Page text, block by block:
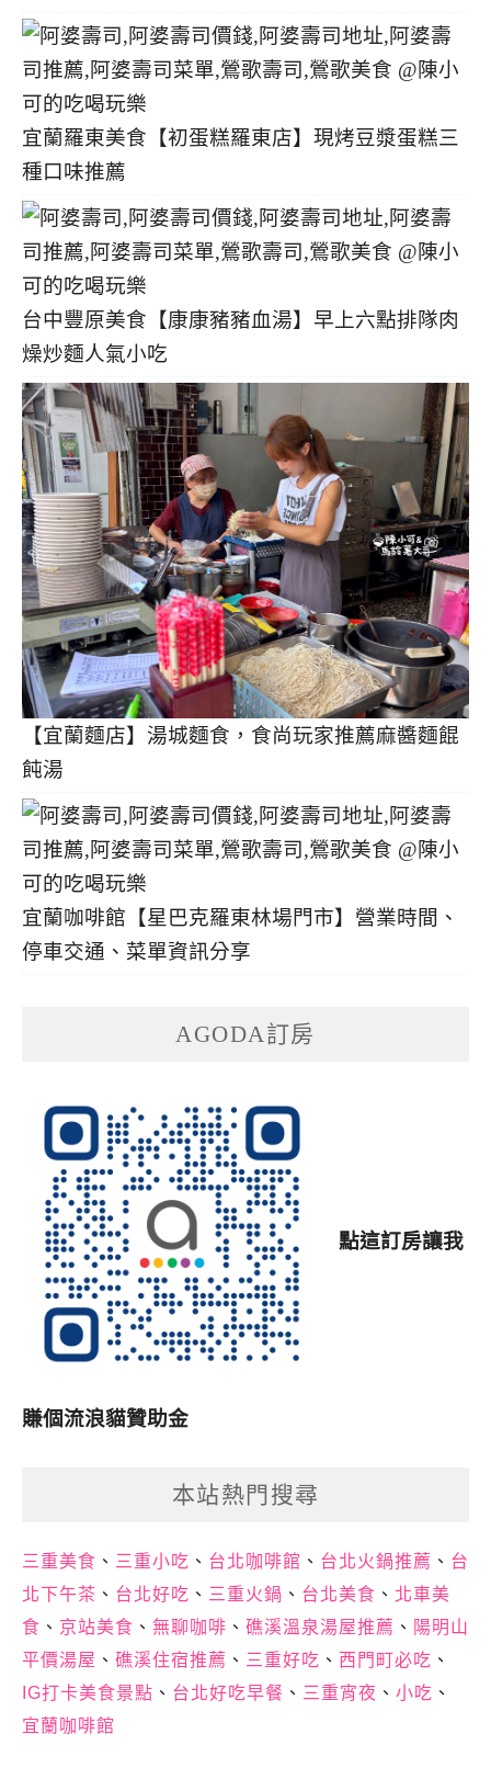
宜蘭羅東美食【初蛋糕羅東店】現烤豆漿蛋糕三
種口味推薦
台中豐原美食【康康豬豬血湯】早上六點排隊肉
燥炒麵人氣小吃
【宜蘭麵店】湯城麵食，食尚玩家推薦麻醬麵餛
飩湯
宜蘭咖啡館【星巴克羅東林場門市】營業時間、
停車交通、菜單資訊分享
AGODA訂房
點這訂房讓我
賺個流浪貓贊助金
本站熱門搜尋
三重美食 、 三重小吃 、 台北咖啡館 、 台北火鍋推薦 、 台
北下午茶 、 台北好吃 、 三重火鍋 、 台北美食 、 北車美
食 、 京站美食 、 無聊咖啡 、 礁溪溫泉湯屋推薦 、 陽明山
平價湯屋 、 礁溪住宿推薦 、 三重好吃 、 西門町必吃 、
IG打卡美食景點 、 台北好吃早餐 、 三重宵夜 、 小吃 、
宜蘭咖啡館